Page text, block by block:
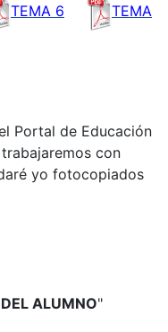
TEMA 6 TEMA
de Educación
con
yo fotocopiados
ALUMNO"